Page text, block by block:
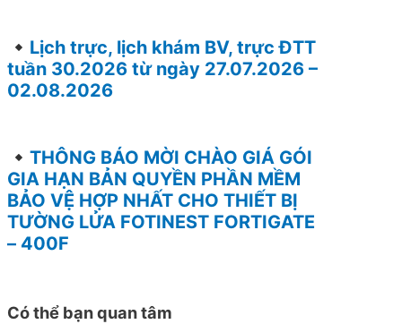
Lịch trực, lịch khám BV, trực ĐTT
tuần 30.2026 từ ngày 27.07.2026 –
02.08.2026
THÔNG BÁO MỜI CHÀO GIÁ GÓI
GIA HẠN BẢN QUYỀN PHẦN MỀM
BẢO VỆ HỢP NHẤT CHO THIẾT BỊ
TƯỜNG LỬA FOTINEST FORTIGATE
– 400F
Có thể bạn quan tâm